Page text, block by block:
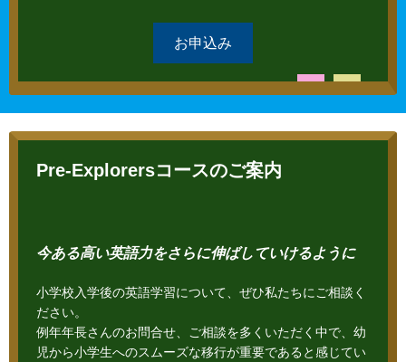
お申込み
Pre-Explorersコースのご案内
今ある高い英語力をさらに伸ばしていけるように
小学校入学後の英語学習について、ぜひ私たちにご相談く
ださい。
例年年長さんのお問合せ、ご相談を多くいただく中で、幼
児から小学生へのスムーズな移行が重要であると感じてい